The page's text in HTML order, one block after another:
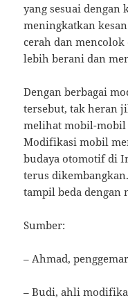
yang sesuai
meningkatkan
cerah dan
lebih berani dan
Dengan berbagai
tersebut, tak heran
melihat mobil-
Modifikasi mobil
budaya otomotif di
terus
tampil beda
Sumber:
– Ahmad,
– Budi, ahli